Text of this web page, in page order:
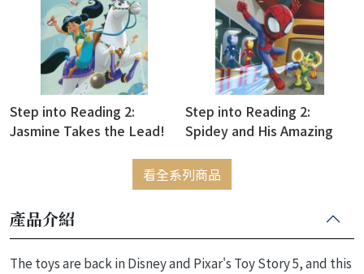
Step into Reading 2:
Jasmine Takes the Lead!
Step into Reading 2:
Spidey and His Amazing
Tony's
看全系列商品
產品介紹
The toys are back in Disney and Pixar's Toy Story 5, and this